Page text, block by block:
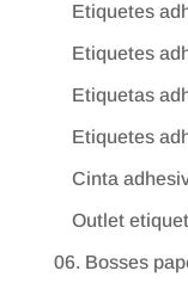
Etiquetes
Etiquetes
Etiquetas
Etiquetes
Cinta
Outlet
06. Bosses